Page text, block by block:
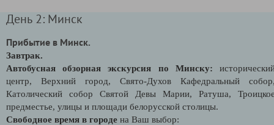
День 2: Минск
Прибытие в Минск.
Завтрак.
Автобусная обзорная экскурсия по Минску:
центр, Верхний город, Свято-Духов Кафедральный
Католический собор Святой Девы Марии, Ратуша,
предместье, улицы и площади белорусской столицы.
Свободное время в городе на Ваш выбор: